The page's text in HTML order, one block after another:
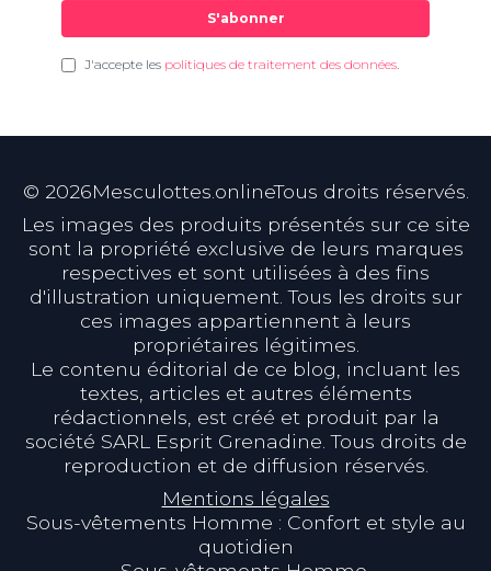
S'abonner
J'accepte les politiques de traitement des données.
© 2026Mesculottes.onlineTous droits réservés.
Les images des produits présentés sur ce site
sont la propriété exclusive de leurs marques
respectives et sont utilisées à des fins
d'illustration uniquement. Tous les droits sur
ces images appartiennent à leurs
propriétaires légitimes.
Le contenu éditorial de ce blog, incluant les
textes, articles et autres éléments
rédactionnels, est créé et produit par la
société SARL Esprit Grenadine. Tous droits de
reproduction et de diffusion réservés.
Mentions légales
Sous-vêtements Homme : Confort et style au
quotidien